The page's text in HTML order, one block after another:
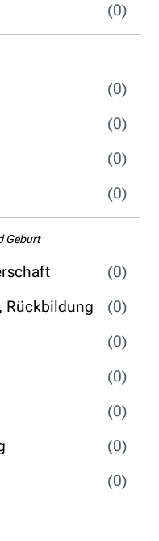
(0)
(0)
(0)
(0)
(0)
Geburt
(0)
Rückbildung
(0)
(0)
(0)
(0)
(0)
(0)